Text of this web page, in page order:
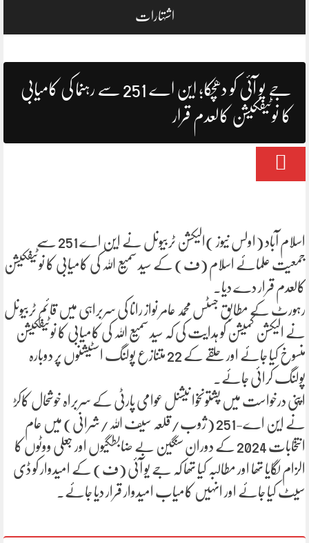
اشتہارات
جے یو آئی کو دھچکا؛ این اے 251 سے رہنما کی کامیابی
کا نوٹیفکیشن کالعدم قرار
اسلام آباد (اولس نیوز )الیکشن ٹربیونل نے این اے 251 سے
جمعیت علمائے اسلام (ف) کے سید سمیع اللہ کی کامیابی کا نوٹیفکیشن
کالعدم قرار دے دیا۔
رہورٹ کے مطابق جسٹس محمد عامر نواز رانا کی سربراہی میں قائم ٹربیونل
نے الیکشن کمیشن کو ہدایت کی کہ سید سمیع اللہ کی کامیابی کا نوٹیفکیشن
منسوخ کیا جائے اور حلقے کے 22 متنازع پولنگ اسٹیشنوں پر دوبارہ
پولنگ کرائی جائے۔
اپنی درخواست میں پشتونخوا نیشنل عوامی پارٹی کے سربراہ خوشحال کاکڑ
نے این اے-251 (ژوب/قلعہ سیف اللہ/شرانی) میں عام
انتخابات 2024 کے دوران سنگین بے ضابطگیوں اور جعلی ووٹوں کا
الزام لگایا تھا اور مطالبہ کیا تھا کہ جے یو آئی (ف) کے امیدوار کو ڈی
سیٹ کیا جائے اور انہیں کامیاب امیدوار قرار دیا جائے۔